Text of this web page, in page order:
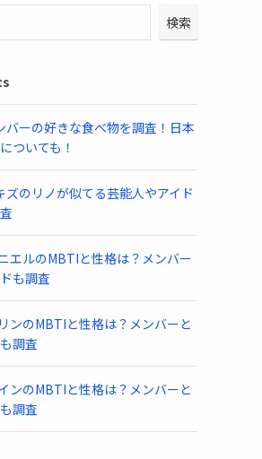
検索
ーの好きな食べ物を調査！日本
ついても！
のリノが似てる芸能人やアイド
エルのMBTIと性格は？メンバー
も調査
ンのMBTIと性格は？メンバーと
調査
ンのMBTIと性格は？メンバーと
調査